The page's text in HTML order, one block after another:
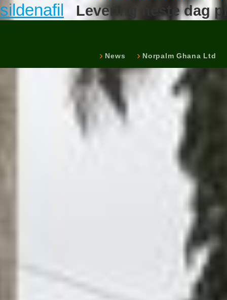
sildenafil
Levering neste dag
News Norpalm Ghana Ltd